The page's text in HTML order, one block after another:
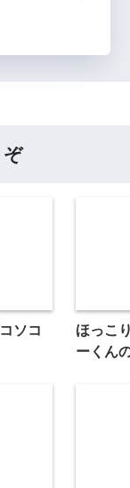
ぞ
ソコ
ほっこ
ーくん